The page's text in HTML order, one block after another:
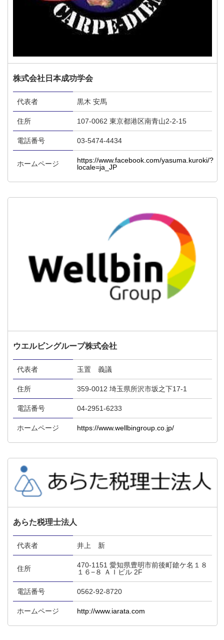
株式会社日本成功学会
代表者 黒木 安馬
住所 107-0062 東京都港区南青山2-2-15
電話番号 03-5474-4434
ホームページ
https://www.facebook.com/yasuma.kuroki/?
locale=ja_JP
ウエルビングループ株式会社
代表者 玉置 義議
住所 359-0012 埼玉県所沢市坂之下17-1
電話番号 04-2951-6233
ホームページ https://www.wellbingroup.co.jp/
あらた税理士法人
代表者 井上 新
住所
470-1151 愛知県豊明市前後町鎗ケ名１８
１６−８ ＡＩビル 2F
電話番号 0562-92-8720
ホームページ http://www.iarata.com